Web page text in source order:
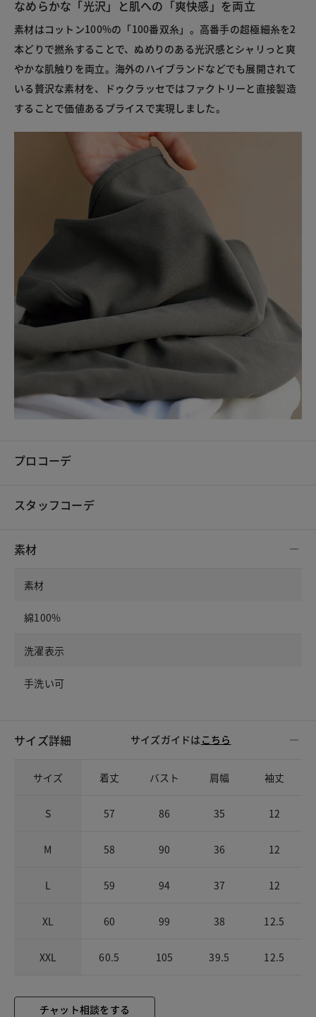
なめらかな「光沢」と肌への「爽快感」を両立
素材はコットン100%の「100番双糸」。高番手の超極細糸を2
本どりで撚糸することで、ぬめりのある光沢感とシャリっと爽
やかな肌触りを両立。海外のハイブランドなどでも展開されて
いる贅沢な素材を、ドゥクラッセではファクトリーと直接製造
することで価値あるプライスで実現しました。
プロコーデ
スタッフコーデ
素材
素材
綿100%
洗濯表示
手洗い可
サイズ詳細 サイズガイドは こちら
サイズ 着丈 バスト 肩幅 袖丈
S 57 86 35 12
M 58 90 36 12
L 59 94 37 12
XL 60 99 38 12.5
XXL 60.5 105 39.5 12.5
チャット相談をする